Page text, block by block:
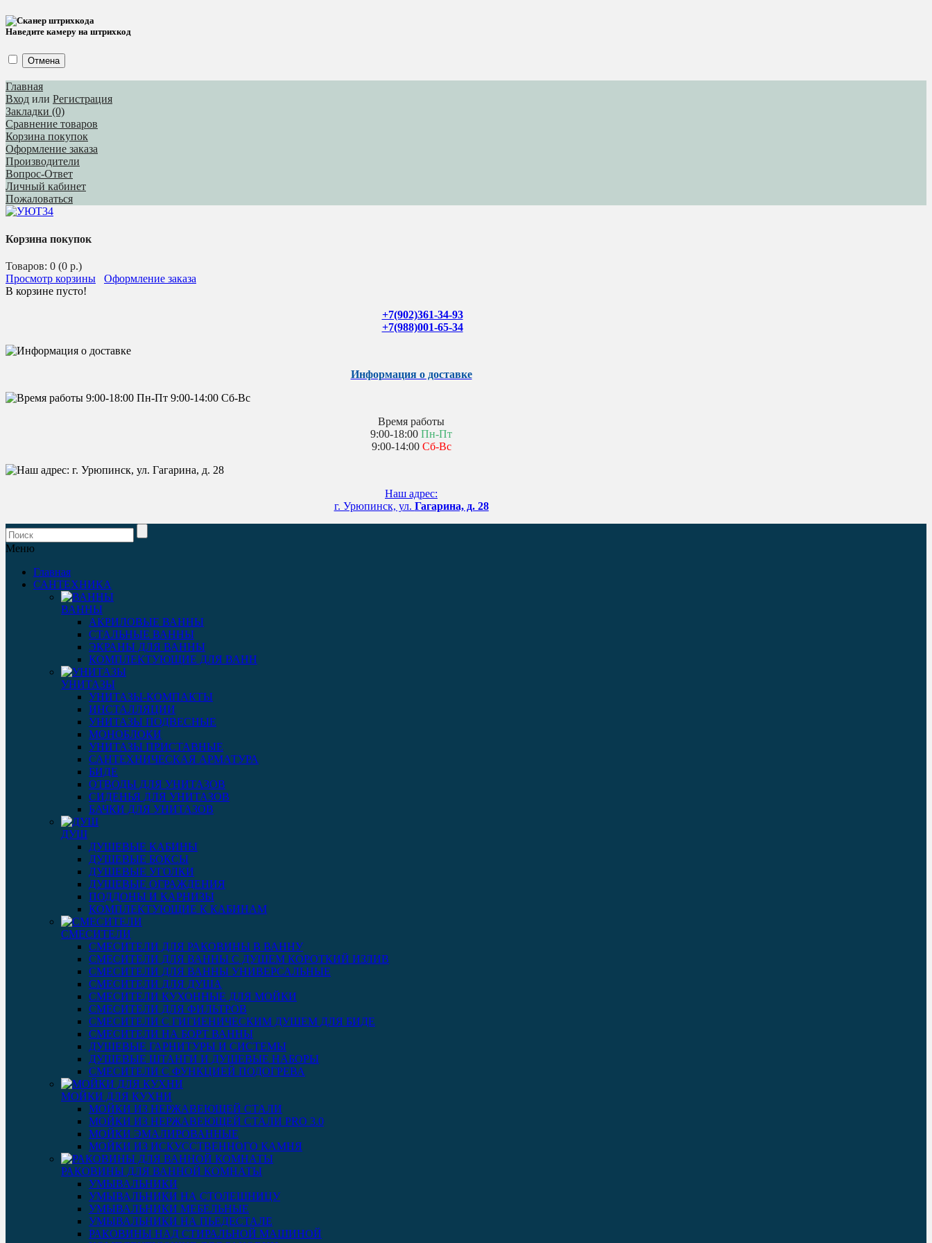
Наведите камеру на штрихкод
Отмена
Главная
Вход или Регистрация
Закладки (0)
Сравнение товаров
Корзина покупок
Оформление заказа
Производители
Вопрос-Ответ
Личный кабинет
Пожаловаться
Корзина покупок
Товаров: 0 (0 р.)
Просмотр корзины
Оформление заказа
В корзине пусто!
+7(902)361-34-93
+7(988)001-65-34
Информация о доставке
Время работы
9:00-18:00 Пн-Пт
9:00-14:00 Сб-Вс
Наш адрес:
г. Урюпинск, ул. Гагарина, д. 28
Меню
Главная
САНТЕХНИКА
ВАННЫ
АКРИЛОВЫЕ ВАННЫ
СТАЛЬНЫЕ ВАННЫ
ЭКРАНЫ ДЛЯ ВАННЫ
КОМПЛЕКТУЮЩИЕ ДЛЯ ВАНН
УНИТАЗЫ
УНИТАЗЫ-КОМПАКТЫ
ИНСТАЛЛЯЦИИ
УНИТАЗЫ ПОДВЕСНЫЕ
МОНОБЛОКИ
УНИТАЗЫ ПРИСТАВНЫЕ
САНТЕХНИЧЕСКАЯ АРМАТУРА
БИДЕ
ОТВОДЫ ДЛЯ УНИТАЗОВ
СИДЕНЬЯ ДЛЯ УНИТАЗОВ
БАЧКИ ДЛЯ УНИТАЗОВ
ДУШ
ДУШЕВЫЕ КАБИНЫ
ДУШЕВЫЕ БОКСЫ
ДУШЕВЫЕ УГОЛКИ
ДУШЕВЫЕ ОГРАЖДЕНИЯ
ПОДДОНЫ И КАРНИЗЫ
КОМПЛЕКТУЮЩИЕ К КАБИНАМ
СМЕСИТЕЛИ
СМЕСИТЕЛИ ДЛЯ РАКОВИНЫ В ВАННУ
СМЕСИТЕЛИ ДЛЯ ВАННЫ С ДУШЕМ КОРОТКИЙ ИЗЛИВ
СМЕСИТЕЛИ ДЛЯ ВАННЫ УНИВЕРСАЛЬНЫЕ
СМЕСИТЕЛИ ДЛЯ ДУША
СМЕСИТЕЛИ КУХОННЫЕ ДЛЯ МОЙКИ
СМЕСИТЕЛИ ДЛЯ ФИЛЬТРОВ
СМЕСИТЕЛИ С ГИГИЕНИЧЕСКИМ ДУШЕМ ДЛЯ БИДЕ
СМЕСИТЕЛИ НА БОРТ ВАННЫ
ДУШЕВЫЕ ГАРНИТУРЫ И СИСТЕМЫ
ДУШЕВЫЕ ШТАНГИ И ДУШЕВЫЕ НАБОРЫ
СМЕСИТЕЛИ С ФУНКЦИЕЙ ПОДОГРЕВА
МОЙКИ ДЛЯ КУХНИ
МОЙКИ ИЗ НЕРЖАВЕЮЩЕЙ СТАЛИ
МОЙКИ ИЗ НЕРЖАВЕЮЩЕЙ СТАЛИ PRO 3.0
МОЙКИ ЭМАЛИРОВАННЫЕ
МОЙКИ ИЗ ИСКУССТВЕННОГО КАМНЯ
РАКОВИНЫ ДЛЯ ВАННОЙ КОМНАТЫ
УМЫВАЛЬНИКИ
УМЫВАЛЬНИКИ НА СТОЛЕШНИЦУ
УМЫВАЛЬНИКИ МЕБЕЛЬНЫЕ
УМЫВАЛЬНИКИ НА ПЬЕДЕСТАЛЕ
РАКОВИНЫ НАД СТИРАЛЬНОЙ МАШИНОЙ